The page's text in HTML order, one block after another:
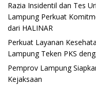
Razia Insidentil dan Tes
Lampung Perkuat
dari HALINAR
Perkuat Layanan
Lampung Teken PKS
Pemprov Lampung
Kejaksaan